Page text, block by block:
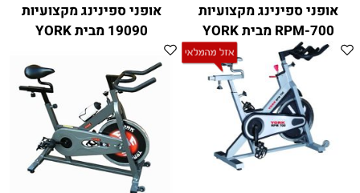
אופני ספינינג מקצועיות
RPM-700 מבית YORK
אופני ספינינג מקצועיות
19090 מבית YORK